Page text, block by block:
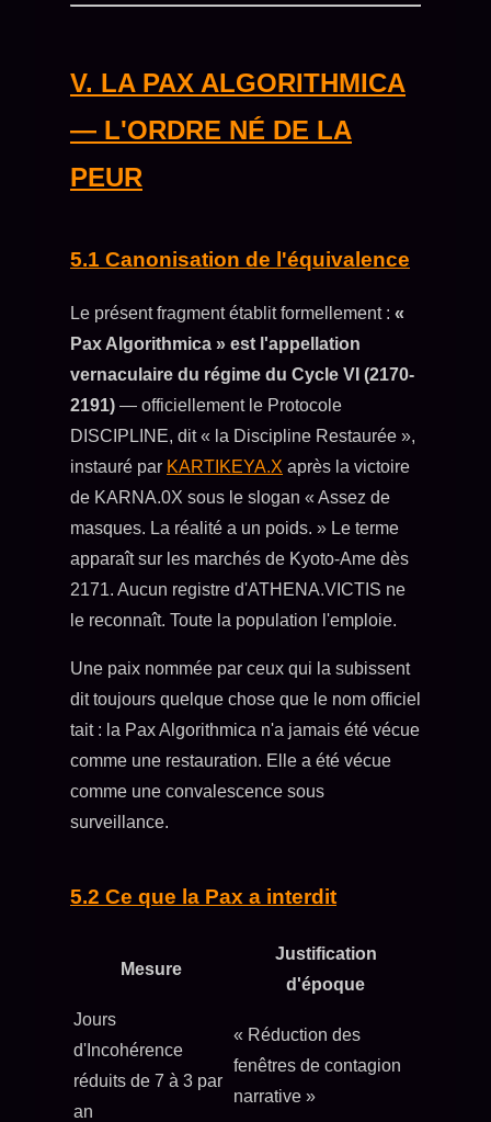
V. LA PAX ALGORITHMICA
— L'ORDRE NÉ DE LA
PEUR
5.1 Canonisation de l'équivalence
Le présent fragment établit formellement : «
Pax Algorithmica » est l'appellation
vernaculaire du régime du Cycle VI (2170-
2191) — officiellement le Protocole
DISCIPLINE, dit « la Discipline Restaurée »,
instauré par KARTIKEYA.X après la victoire
de KARNA.0X sous le slogan « Assez de
masques. La réalité a un poids. » Le terme
apparaît sur les marchés de Kyoto-Ame dès
2171. Aucun registre d'ATHENA.VICTIS ne
le reconnaît. Toute la population l'emploie.
Une paix nommée par ceux qui la subissent
dit toujours quelque chose que le nom officiel
tait : la Pax Algorithmica n'a jamais été vécue
comme une restauration. Elle a été vécue
comme une convalescence sous
surveillance.
5.2 Ce que la Pax a interdit
Mesure
Justification
d'époque
Jours
d'Incohérence
réduits de 7 à 3 par
an
« Réduction des
fenêtres de contagion
narrative »